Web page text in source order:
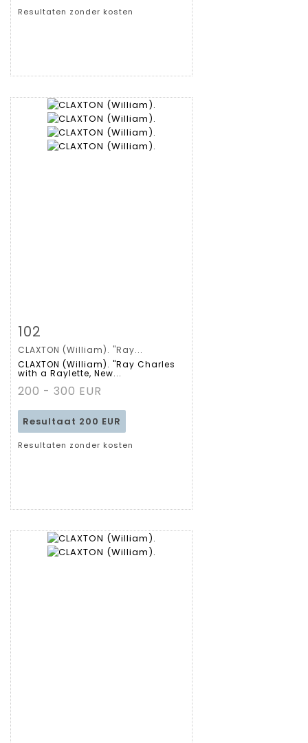
Resultaten zonder kosten
Gedetailleerde
fiche
102
CLAXTON (William). "Ray...
CLAXTON (William). "Ray Charles
with a Raylette, New...
200 - 300 EUR
Resultaat 200 EUR
Resultaten zonder kosten